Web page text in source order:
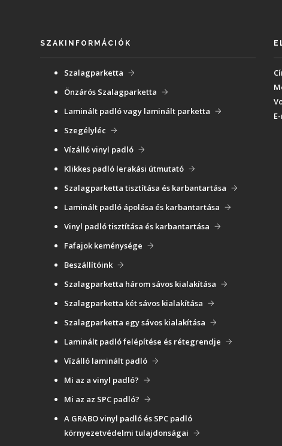
SZAKINFORMÁCIÓK
Szalagparketta
Önzárós Szalagparketta
Laminált padló vagy laminált parketta
Szegélyléc
Vízálló vinyl padló
Klikkes padló lerakási útmutató
Szalagparketta tisztítása és karbantartása
Laminált padló ápolása és karbantartása
Vinyl padló tisztítása és karbantartása
Fafajok keménysége
Beszállítóink
Szalagparketta három sávos kialakítása
Szalagparketta két sávos kialakítása
Szalagparketta egy sávos kialakítása
Laminált padló felépítése és rétegrendje
Vízálló laminált padló
Mi az a vinyl padló?
Mi az az SPC padló?
A GRABO vinyl padló és SPC padló
környezetvédelmi tulajdonságai